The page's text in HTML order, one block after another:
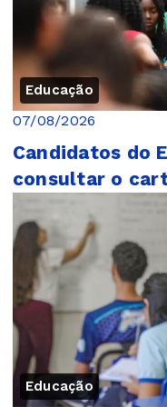
Educação
07/08/2026
Candidatos do
consultar o
Educação